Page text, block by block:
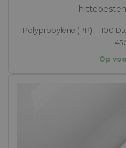
Polypropylene (PP) - 1100
Op